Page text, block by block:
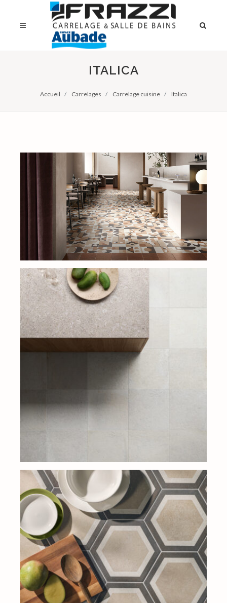
ITALICA
Accueil Carrelages Carrelage cuisine Italica